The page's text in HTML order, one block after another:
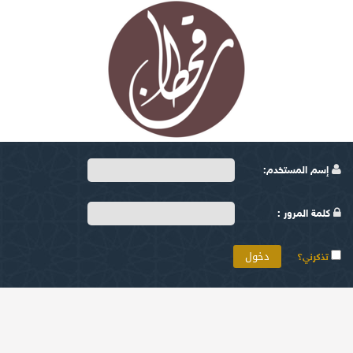
إسم المستخدم:
كلمة المرور :
تذكرني؟